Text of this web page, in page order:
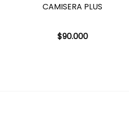
CAMISERA PLUS
$90.000